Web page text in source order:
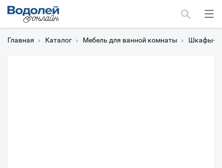
Главная › Каталог › Мебель для ванной комнаты › Шкафы-